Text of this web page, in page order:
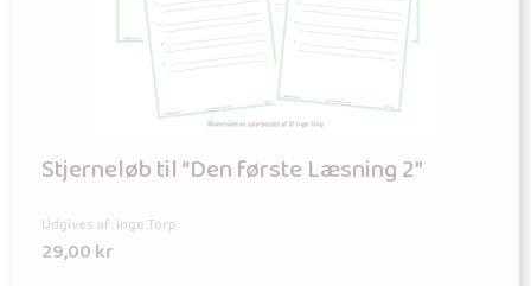
Stjerneløb til “Den første Læsning 2”
Udgives af: Inge Torp
29,00kr